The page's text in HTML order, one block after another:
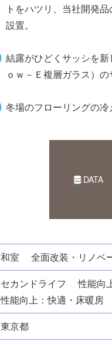
トをハツリ、当社開発
設置。
結露がひどくサッシを
ｏｗ－Ｅ複層ガラス）の
冬場のフローリングの
DATA
和室
全面改装・リノベ
セカンドライフ
性能向
性能向上：快適・床暖房
東京都